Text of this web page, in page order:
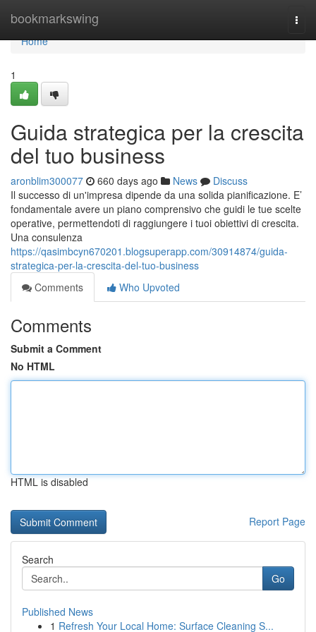
bookmarkswing
Home
Home
1
Guida strategica per la crescita
del tuo business
aronblim300077 660 days ago News
Discuss
Il successo di un'impresa dipende da una solida pianificazione. E’
fondamentale avere un piano comprensivo che guidi le tue scelte
operative, permettendoti di raggiungere i tuoi obiettivi di crescita.
Una consulenza
https://qasimbcyn670201.blogsuperapp.com/30914874/guida-
strategica-per-la-crescita-del-tuo-business
Comments
Who Upvoted
Comments
Submit a Comment
No HTML
HTML is disabled
Report Page
Search
Go
Published News
1 Refresh Your Local Home: Surface Cleaning S...